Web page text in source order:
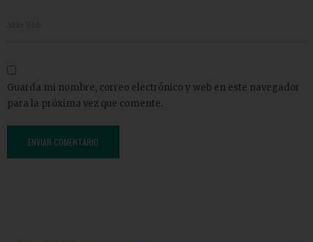
Guarda mi nombre, correo electrónico y web en este navegador
para la próxima vez que comente.